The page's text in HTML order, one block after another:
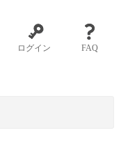
ログイン FAQ